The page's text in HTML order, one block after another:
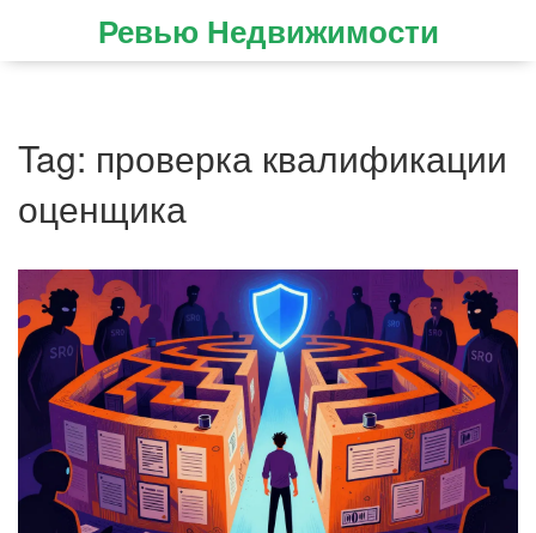
Ревью Недвижимости
Tag: проверка квалификации
оценщика